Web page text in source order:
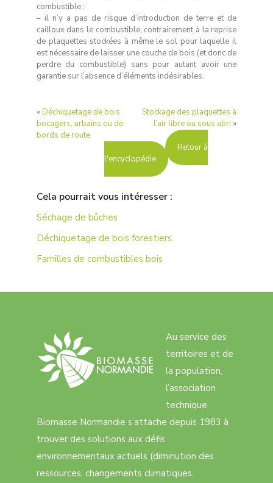
combustible ;
– il n’y a pas de risque d’introduction de terre et de
cailloux dans le combustible, contrairement à la reprise
de plaquettes stockées à même le sol pour laquelle il
est nécessaire de laisser une couche de bois (et donc de
perdre du combustible) sans pour autant avoir une
garantie sur l’absence d’éléments indésirables.
«Déchiquetage de bois
bocagers, urbains ou de
bords de route
Stockage des plaquettes à
l’air libre ou sous abri »
Retour à
l'encyclopédie
Cela pourrait vous intéresser :
Séchage de bûches
Déchiquetage de bois forestiers
Familles de combustibles bois
Au service des
territoires et de
la population,
l’association
technique
Biomasse Normandie s’attache depuis 1983 à
trouver des solutions aux défis
environnementaux actuels (diminution des
ressources, changements climatiques,